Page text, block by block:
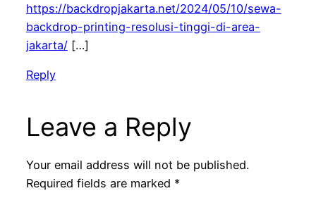
https://backdropjakarta.net/2024/05/10/sewa-
backdrop-printing-resolusi-tinggi-di-area-
jakarta/[…]
Reply
Leave a Reply
Your email address will not be published.
Required fields are marked *